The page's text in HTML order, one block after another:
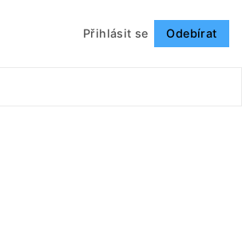
Přihlásit se Odebírat
Sledovat